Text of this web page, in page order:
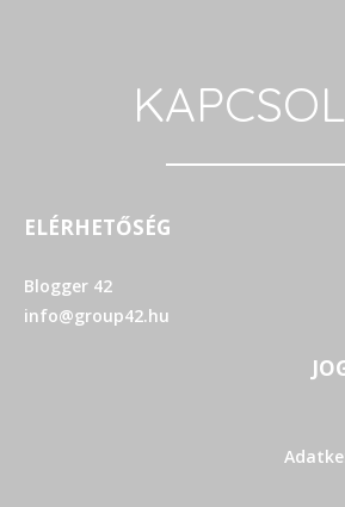
ELÉRHETŐSÉG
Blogger 42
info@group42.hu